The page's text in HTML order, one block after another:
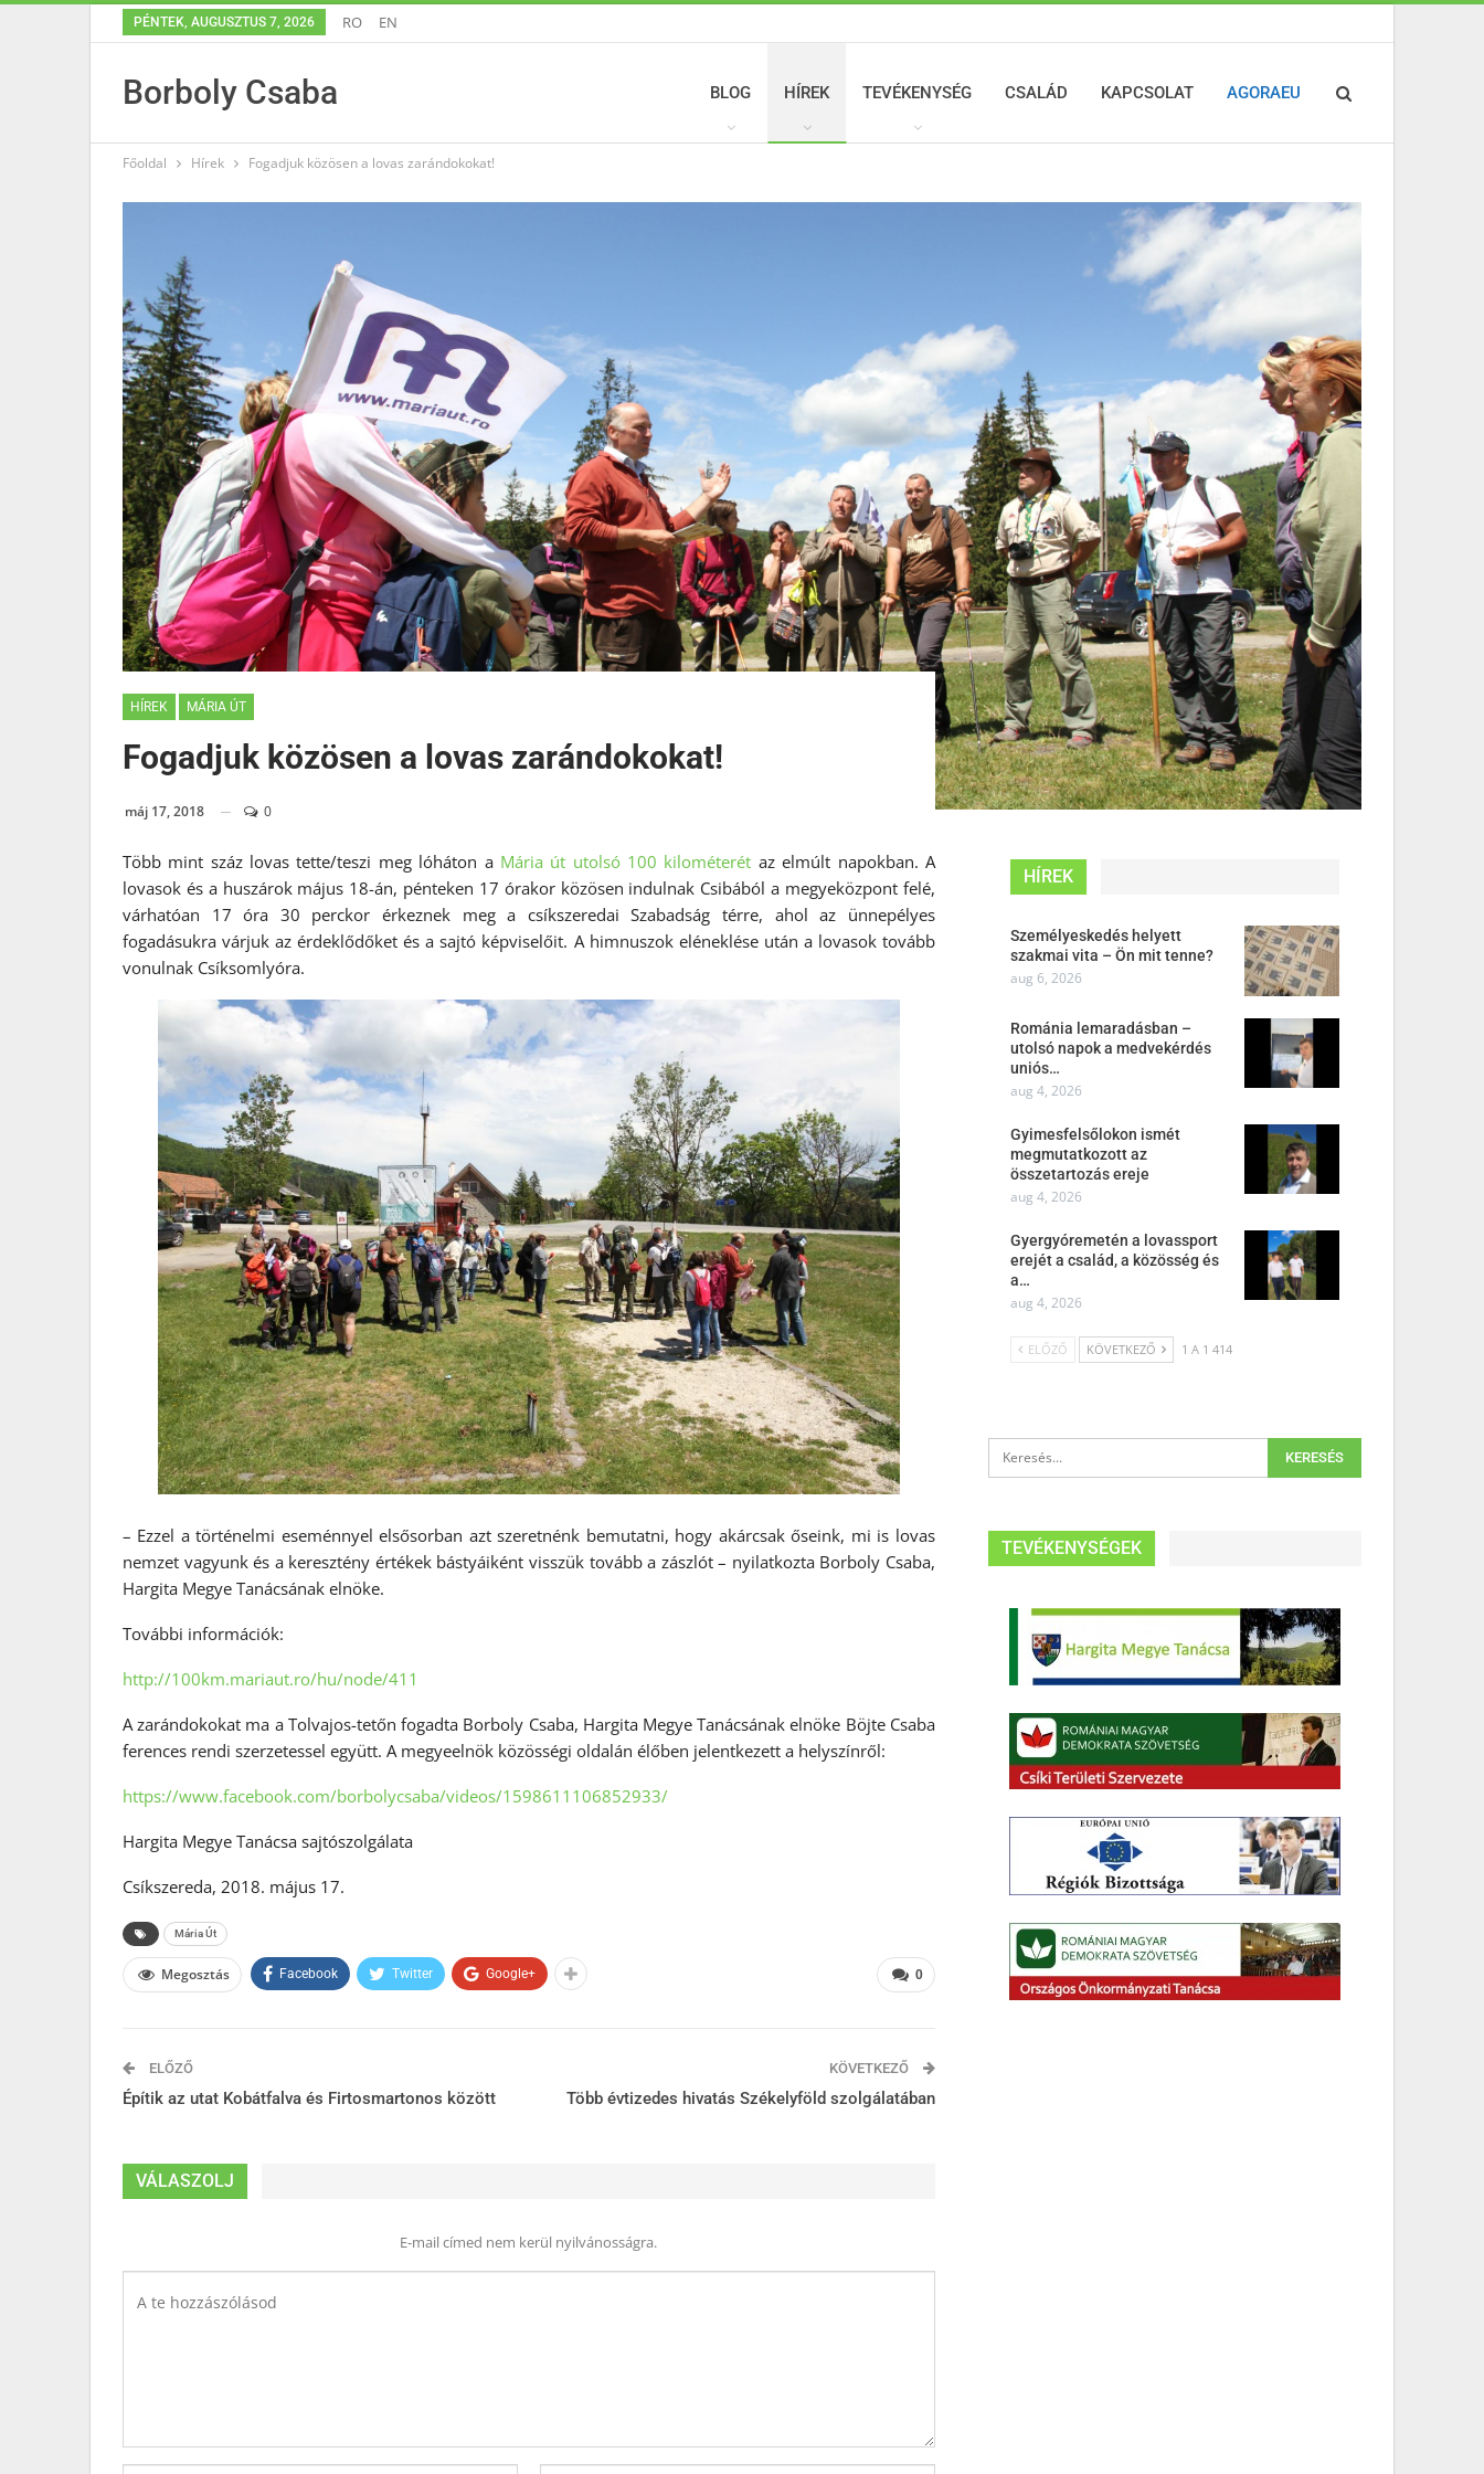
PÉNTEK, AUGUSZTUS 7, 2026 RO EN
Borboly Csaba BLOG HÍREK TEVÉKENYSÉG CSALÁD KAPCSOLAT AGORAEU
Főoldal Hírek Fogadjuk közösen a lovas zarándokokat!
HÍREK MÁRIA ÚT
Fogadjuk közösen a lovas zarándokokat!
máj 17, 2018 0
Több mint száz lovas tette/teszi meg lóháton a Mária út utolsó 100 kilométerét az elmúlt napokban. A
lovasok és a huszárok május 18-án, pénteken 17 órakor közösen indulnak Csibából a megyeközpont felé,
várhatóan 17 óra 30 perckor érkeznek meg a csíkszeredai Szabadság térre, ahol az ünnepélyes
fogadásukra várjuk az érdeklődőket és a sajtó képviselőit. A himnuszok eléneklése után a lovasok tovább
vonulnak Csíksomlyóra.
– Ezzel a történelmi eseménnyel elsősorban azt szeretnénk bemutatni, hogy akárcsak őseink, mi is lovas
nemzet vagyunk és a keresztény értékek bástyáiként visszük tovább a zászlót – nyilatkozta Borboly Csaba,
Hargita Megye Tanácsának elnöke.
További információk:
http://100km.mariaut.ro/hu/node/411
A zarándokokat ma a Tolvajos-tetőn fogadta Borboly Csaba, Hargita Megye Tanácsának elnöke Böjte Csaba
ferences rendi szerzetessel együtt. A megyeelnök közösségi oldalán élőben jelentkezett a helyszínről:
https://www.facebook.com/borbolycsaba/videos/1598611106852933/
Hargita Megye Tanácsa sajtószolgálata
Csíkszereda, 2018. május 17.
Mária Út
0
Megosztás Facebook Twitter Google+
ELŐZŐ
Építik az utat Kobátfalva és Firtosmartonos között
KÖVETKEZŐ
Több évtizedes hivatás Székelyföld szolgálatában
VÁLASZOLJ
E-mail címed nem kerül nyilvánosságra.
HÍREK
Személyeskedés helyett
szakmai vita – Ön mit tenne?
aug 6, 2026
Románia lemaradásban –
utolsó napok a medvekérdés
uniós…
aug 4, 2026
Gyimesfelsőlokon ismét
megmutatkozott az
összetartozás ereje
aug 4, 2026
Gyergyóremetén a lovassport
erejét a család, a közösség és
a…
aug 4, 2026
ELŐZŐ KÖVETKEZŐ 1 A 1 414
TEVÉKENYSÉGEK